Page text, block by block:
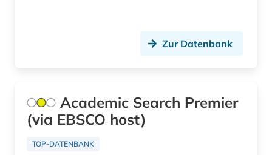
einblattdrucke (1)
Zur Datenbank
Academic Search Premier
(via EBSCO host)
TOP-DATENBANK